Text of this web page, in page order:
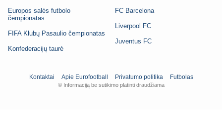
Europos salės futbolo
čempionatas
FIFA Klubų Pasaulio čempionatas
Konfederacijų taurė
FC Barcelona
Liverpool FC
Juventus FC
Kontaktai Apie Eurofootball Privatumo politika Futbolas
© Informaciją be sutikimo platinti draudžiama